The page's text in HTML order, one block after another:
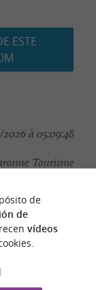
ESTE
à 05:09:48
Tourisme
de
de
vídeos